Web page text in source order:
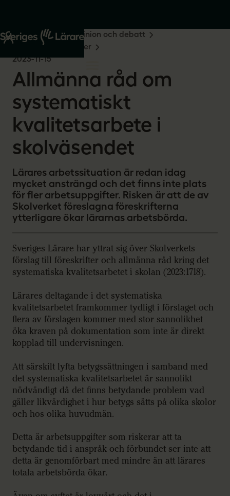
Start Om oss
Opinion och debatt
Remissvar och skrivelser
2023-11-15
Allmänna råd om
systematiskt
kvalitetsarbete i
skolväsendet
Lärares arbetssituation är redan idag
mycket ansträngd och det finns inte plats
för fler arbetsuppgifter. Risken är att de av
Skolverket föreslagna föreskrifterna
ytterligare ökar lärarnas arbetsbörda.
Sveriges Lärare har yttrat sig över Skolverkets
förslag till föreskrifter och allmänna råd kring det
systematiska kvalitetsarbetet i skolan (2023:1718).
Lärares deltagande i det systematiska
kvalitetsarbetet framkommer tydligt i förslaget och
flera av förslagen kommer med stor sannolikhet
öka kraven på dokumentation som inte är direkt
kopplad till undervisningen.
Att särskilt lyfta betygssättningen i samband med
det systematiska kvalitetsarbetet är sannolikt
nödvändigt då det finns betydande problem vad
gäller likvärdighet i hur betygs sätts på olika skolor
och hos olika huvudmän.
Detta är arbetsuppgifter som riskerar att ta
betydande tid i anspråk och förbundet ser inte att
detta är genomförbart med mindre än att lärares
totala arbetsbörda ökar.